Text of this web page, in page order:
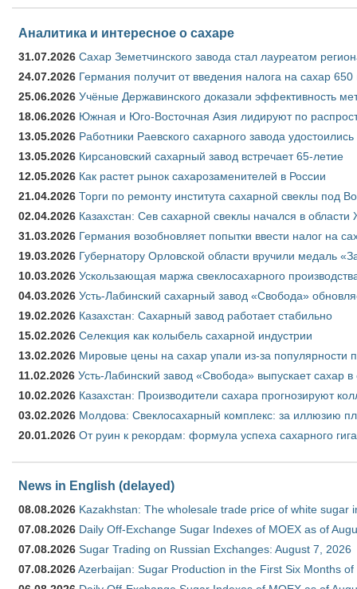
Аналитика и интересное о сахаре
31.07.2026 Сахар Земетчинского завода стал лауреатом
24.07.2026 Германия получит от введения налога на сахар
25.06.2026 Учёные Державинского доказали эффективность
18.06.2026 Южная и Юго-Восточная Азия лидируют по
13.05.2026 Работники Раевского сахарного завода удостоились
13.05.2026 Кирсановский сахарный завод встречает 65-летие
12.05.2026 Как растет рынок сахарозаменителей в России
21.04.2026 Торги по ремонту института сахарной свеклы под
02.04.2026 Казахстан: Сев сахарной свеклы начался в области
31.03.2026 Германия возобновляет попытки ввести налог на
19.03.2026 Губернатору Орловской области вручили медаль
10.03.2026 Ускользающая маржа свеклосахарного
04.03.2026 Усть-Лабинский сахарный завод «Свобода»
19.02.2026 Казахстан: Сахарный завод работает стабильно
15.02.2026 Селекция как колыбель сахарной индустрии
13.02.2026 Мировые цены на сахар упали из-за популярности
11.02.2026 Усть-Лабинский завод «Свобода» выпускает сахар в
10.02.2026 Казахстан: Производители сахара прогнозируют
03.02.2026 Молдова: Свеклосахарный комплекс: за иллюзию
20.01.2026 От руин к рекордам: формула успеха сахарного
News in English (delayed)
08.08.2026 Kazakhstan: The wholesale trade price of white sugar
07.08.2026 Daily Off-Exchange Sugar Indexes of MOEX as of
07.08.2026 Sugar Trading on Russian Exchanges: August 7, 2026
07.08.2026Azerbaijan: Sugar Production in the First Six Months of